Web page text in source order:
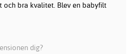
och bra kvalitet. Blev en babyfilt
dig?